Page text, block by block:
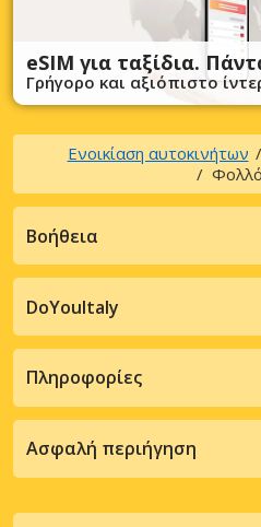
eSIM για ταξίδια.
Γρήγορο και αξιόπιστο
Ενοικίαση αυτοκινήτων
Βοήθεια
DoYouItaly
Πληροφορίες
Ασφαλή περιήγηση